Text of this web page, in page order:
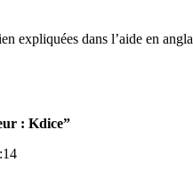
expliquées dans l’aide en
: Kdice”